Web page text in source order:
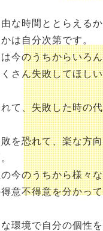
な時間ととらえる
は自分次第です。
今のうちからいろ
さん失敗してほし
て、失敗した時の
を恐れて、楽な方
今のうちから様々
意不得意を分かっ
環境で自分の個性